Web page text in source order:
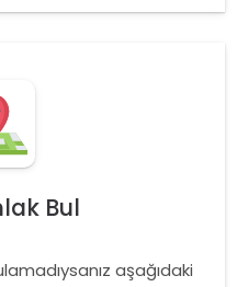
Bul
aşağıdaki